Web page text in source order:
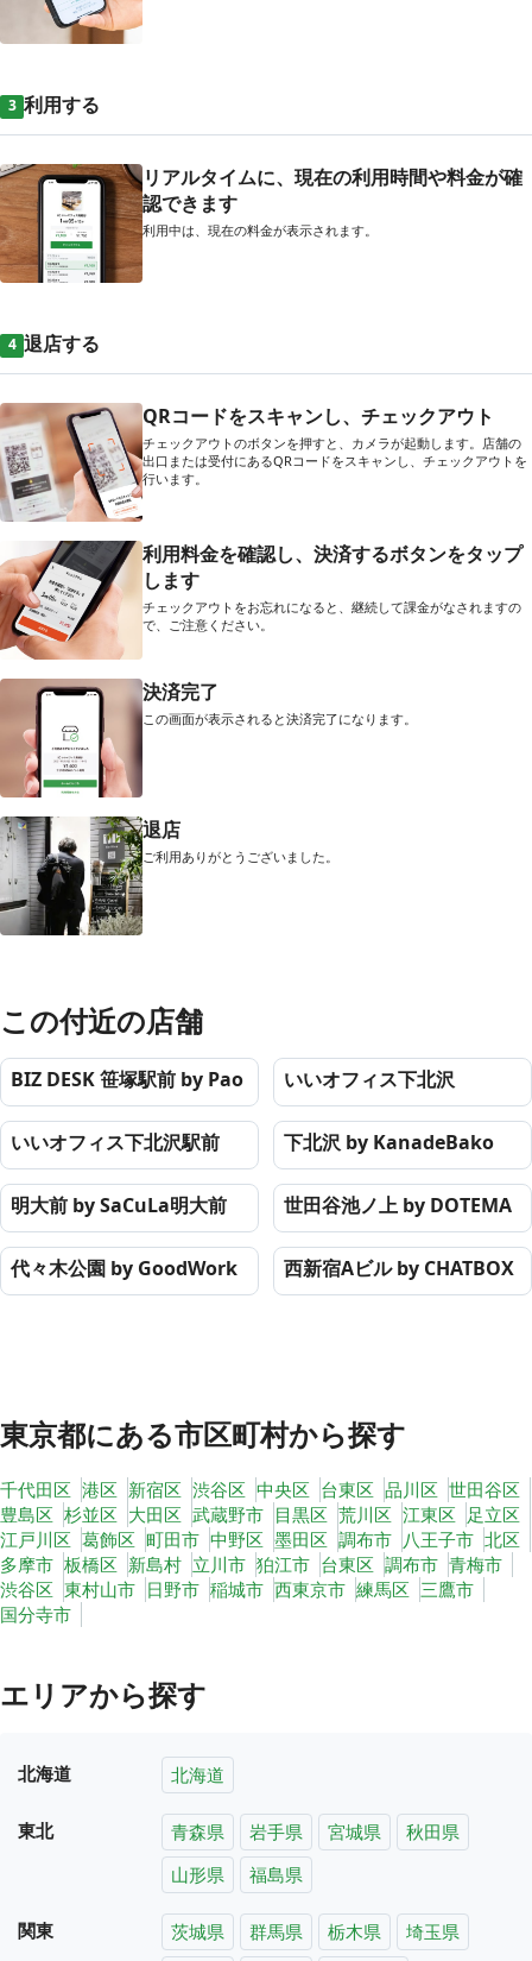
3 利用する
リアルタイムに、現在の利用時間や料金が確
認できます
利用中は、現在の料金が表示されます。
4 退店する
QRコードをスキャンし、チェックアウト
チェックアウトのボタンを押すと、カメラが起動します。店舗の
出口または受付にあるQRコードをスキャンし、チェックアウトを
行います。
利用料金を確認し、決済するボタンをタップ
します
チェックアウトをお忘れになると、継続して課金がなされますの
で、ご注意ください。
決済完了
この画面が表示されると決済完了になります。
退店
ご利用ありがとうございました。
この付近の店舗
BIZ DESK 笹塚駅前 by Pao いいオフィス下北沢
いいオフィス下北沢駅前 下北沢 by KanadeBako
明大前 by SaCuLa明大前 世田谷池ノ上 by DOTEMA
代々木公園 by GoodWork 西新宿Aビル by CHATBOX
東京都にある市区町村から探す
千代田区 港区 新宿区 渋谷区 中央区 台東区 品川区 世田谷区
豊島区 杉並区 大田区 武蔵野市 目黒区 荒川区 江東区 足立区
江戸川区 葛飾区 町田市 中野区 墨田区 調布市 八王子市 北区
多摩市 板橋区 新島村 立川市 狛江市 台東区 調布市 青梅市
渋谷区 東村山市 日野市 稲城市 西東京市 練馬区 三鷹市
国分寺市
エリアから探す
北海道 北海道
東北 青森県 岩手県 宮城県
秋田県
山形県
福島県
関東 茨城県 群馬県 栃木県
埼玉県